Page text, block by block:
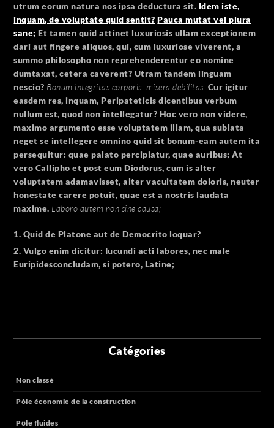
utrum eorum natura nos ipsa deductura sit. Idem iste,
inquam, de voluptate quid sentit? Pauca mutat vel plura
sane; Et tamen quid attinet luxuriosis ullam exceptionem
dari aut fingere aliquos, qui, cum luxuriose viverent, a
summo philosopho non reprehenderentur eo nomine
dumtaxat, cetera caverent? Utram tandem linguam
nescio? Bonum integritas corporis: misera debilitas. Cur igitur
easdem res, inquam, Peripateticis dicentibus verbum
nullum est, quod non intellegatur? Hoc vero non videre,
maximo argumento esse voluptatem illam, qua sublata
neget se intellegere omnino quid sit bonum-eam autem ita
persequitur: quae palato percipiatur, quae auribus; At
vero Callipho et post eum Diodorus, cum is alter
voluptatem adamavisset, alter vacuitatem doloris, neuter
honestate carere potuit, quae est a nostris laudata
maxime. Laboro autem non sine causa;
Quid de Platone aut de Democrito loquar?
Vulgo enim dicitur: Iucundi acti labores, nec male
Euripidesconcludam, si potero, Latine;
Catégories
Non classé
Pôle économie de la construction
Pôle fluides